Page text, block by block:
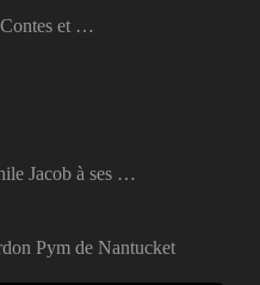
et …
Jacob à ses …
Pym de Nantucket